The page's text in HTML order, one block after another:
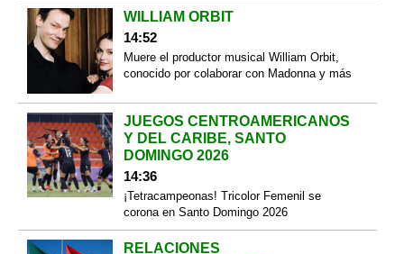
WILLIAM ORBIT
14:52
Muere el productor musical William Orbit,
conocido por colaborar con Madonna y más
JUEGOS CENTROAMERICANOS
Y DEL CARIBE, SANTO
DOMINGO 2026
14:36
¡Tetracampeonas! Tricolor Femenil se
corona en Santo Domingo 2026
RELACIONES